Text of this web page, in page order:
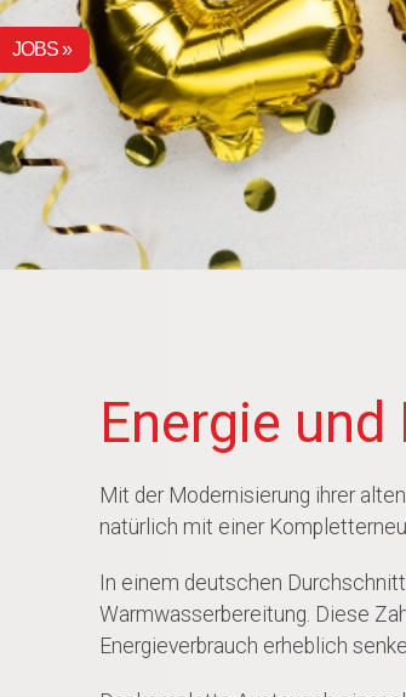
Energie
Mit der Modernisierung ihrer
natürlich mit einer
In einem deutschen
Warmwasserbereitung. Diese
Energieverbrauch erheblich